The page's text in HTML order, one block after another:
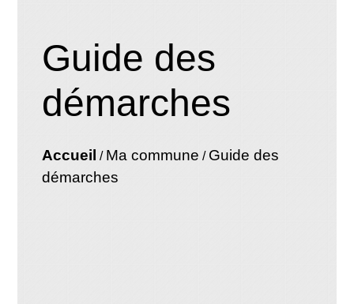
Guide des
démarches
Accueil / Ma commune / Guide des
démarches